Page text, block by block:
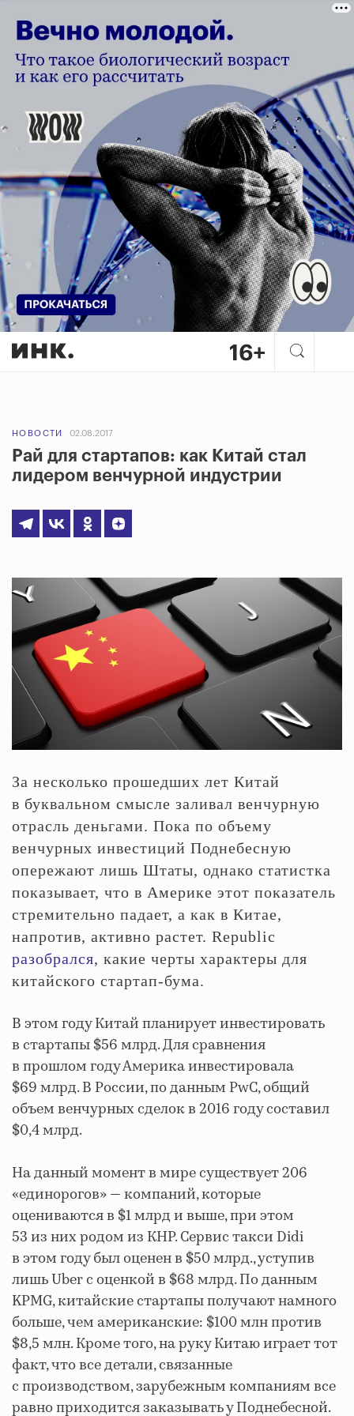
НОВОСТИ 02.08.2017
Рай для стартапов: как Китай стал
лидером венчурной индустрии
За несколько прошедших лет Китай
в буквальном смысле заливал венчурную
отрасль деньгами. Пока по объему
венчурных инвестиций Поднебесную
опережают лишь Штаты, однако статистка
показывает, что в Америке этот показатель
стремительно падает, а как в Китае,
напротив, активно растет. Republic
разобрался, какие черты характеры для
китайского стартап-бума.
В этом году Китай планирует инвестировать
в стартапы $56 млрд. Для сравнения
в прошлом году Америка инвестировала
$69 млрд. В России, по данным PwC, общий
объем венчурных сделок в 2016 году составил
$0,4 млрд.
На данный момент в мире существует 206
«единорогов» — компаний, которые
оцениваются в $1 млрд и выше, при этом
53 из них родом из КНР. Сервис такси Didi
в этом году был оценен в $50 млрд., уступив
лишь Uber с оценкой в $68 млрд. По данным
KPMG, китайские стартапы получают намного
больше, чем американские: $100 млн против
$8,5 млн. Кроме того, на руку Китаю играет тот
факт, что все детали, связанные
с производством, зарубежным компаниям все
равно приходится заказывать у Поднебесной.